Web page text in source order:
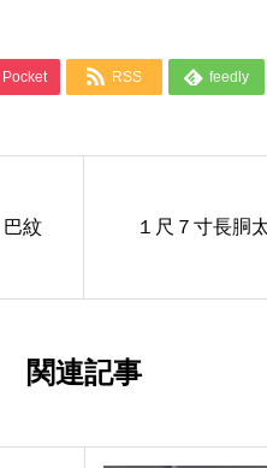
Pocket  RSS  feedly
紋 １尺７寸長胴
関連記事